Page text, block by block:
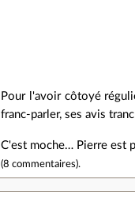
Pour l'avoir côtoyé
franc-parler, ses avis
C'est moche… Pierre est
(8 commentaires).